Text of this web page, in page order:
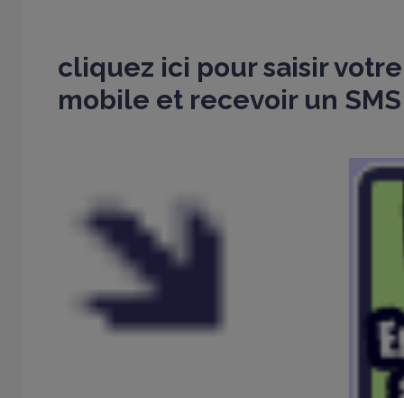
cliquez ici pour saisir
mobile et recevoir un